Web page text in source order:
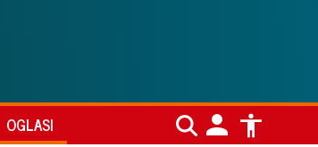
OGLASI